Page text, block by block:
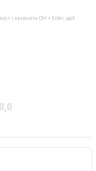
і натисніть Ctrl + Enter, щоб
0,0